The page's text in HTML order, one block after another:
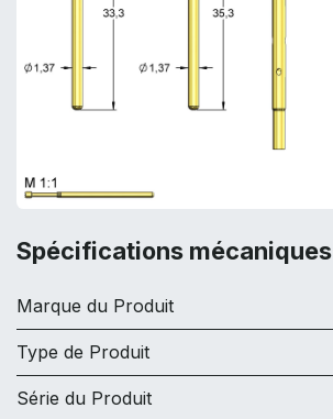
Spécifications mécaniques
Marque du Produit
Type de Produit
Série du Produit